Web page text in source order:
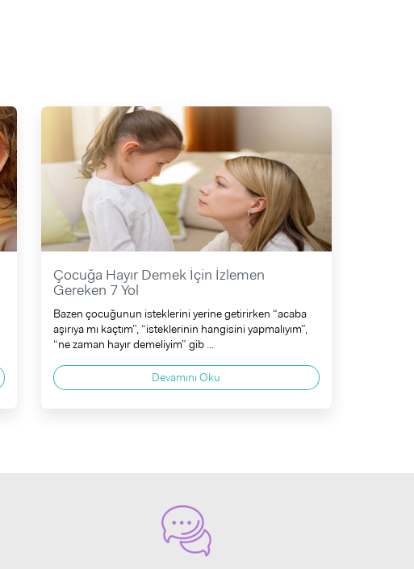
Çocuğa Hayır Demek İçin İzlemen
Gereken 7 Yol
Bazen çocuğunun isteklerini yerine getirirken “acaba
aşırıya mı kaçtım”, “isteklerinin hangisini yapmalıyım”,
“ne zaman hayır demeliyim” gib ...
Devamını Oku